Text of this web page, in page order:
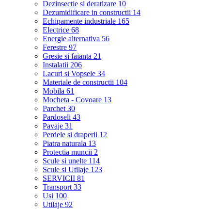
Dezinsectie si deratizare 10
Dezumidificare in constructii 14
Echipamente industriale 165
Electrice 68
Energie alternativa 56
Ferestre 97
Gresie si faianta 21
Instalatii 206
Lacuri si Vopsele 34
Materiale de constructii 104
Mobila 61
Mocheta - Covoare 13
Parchet 30
Pardoseli 43
Pavaje 31
Perdele si draperii 12
Piatra naturala 13
Protectia muncii 2
Scule si unelte 114
Scule si Utilaje 123
SERVICII 81
Transport 33
Usi 100
Utilaje 92